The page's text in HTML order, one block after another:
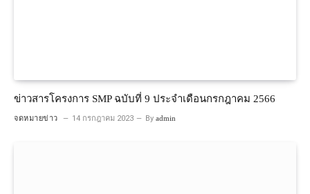
ข่าวสารโครงการ SMP ฉบับที่ 9 ประจำเดือนกรกฎาคม 2566
จดหมายข่าว 14 กรกฎาคม 2023 By admin